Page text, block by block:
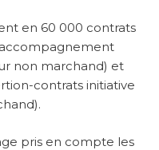
en 60 000 contrats
non marchand) et
contrats initiative
pris en compte les